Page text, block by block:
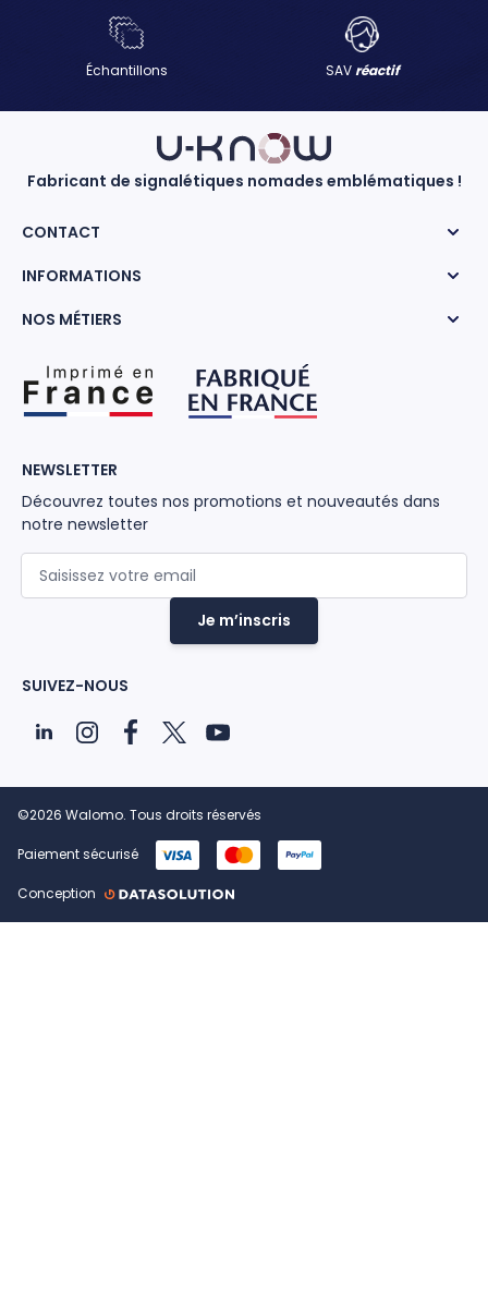
Échantillons SAVréactif
Fabricant de signalétiques nomades emblématiques !
CONTACT
INFORMATIONS
NOS MÉTIERS
NEWSLETTER
Découvrez toutes nos promotions et nouveautés dans
notre newsletter
Je m’inscris
SUIVEZ-NOUS
©2026 Walomo. Tous droits réservés
Paiement sécurisé
Conception